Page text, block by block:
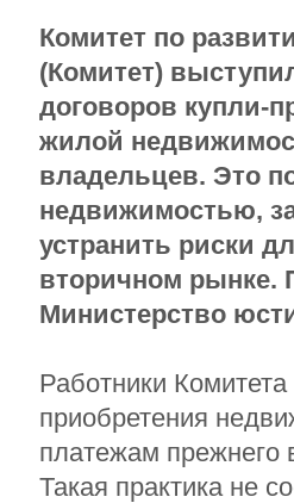
Комитет по
(Комитет)
договоров купли-
жилой
владельцев. Это
недвижимостью,
устранить риски
вторичном рынке.
Министерство
Работники
приобретения
платежам прежнего
Такая практика не